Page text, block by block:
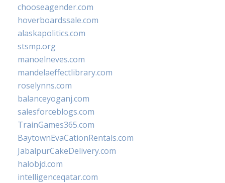
chooseagender.com
hoverboardssale.com
alaskapolitics.com
stsmp.org
manoelneves.com
mandelaeffectlibrary.com
roselynns.com
balanceyoganj.com
salesforceblogs.com
TrainGames365.com
BaytownEvaCationRentals.com
JabalpurCakeDelivery.com
halobjd.com
intelligenceqatar.com